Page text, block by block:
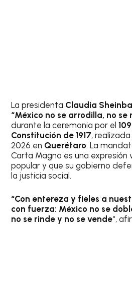
La presidenta Claudia
“México no se arrodilla, no se
durante la ceremonia por el
Constitución de 1917,
2026 en Querétaro. La
Carta Magna es una expresión
popular y que su gobierno
la justicia social.
“Con entereza y fieles a
con fuerza: México no se
no se rinde y no se vende“,